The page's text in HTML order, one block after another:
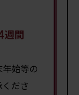
始等の
ださ